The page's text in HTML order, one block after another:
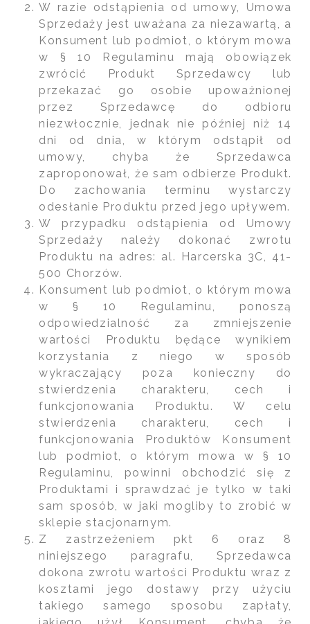
W razie odstąpienia od umowy, Umowa
Sprzedaży jest uważana za niezawartą, a
Konsument lub podmiot, o którym mowa
w § 10 Regulaminu mają obowiązek
zwrócić Produkt Sprzedawcy lub
przekazać go osobie upoważnionej
przez Sprzedawcę do odbioru
niezwłocznie, jednak nie później niż 14
dni od dnia, w którym odstąpił od
umowy, chyba że Sprzedawca
zaproponował, że sam odbierze Produkt.
Do zachowania terminu wystarczy
odesłanie Produktu przed jego upływem.
W przypadku odstąpienia od Umowy
Sprzedaży należy dokonać zwrotu
Produktu na adres: al. Harcerska 3C, 41-
500 Chorzów.
Konsument lub podmiot, o którym mowa
w § 10 Regulaminu, ponoszą
odpowiedzialność za zmniejszenie
wartości Produktu będące wynikiem
korzystania z niego w sposób
wykraczający poza konieczny do
stwierdzenia charakteru, cech i
funkcjonowania Produktu. W celu
stwierdzenia charakteru, cech i
funkcjonowania Produktów Konsument
lub podmiot, o którym mowa w § 10
Regulaminu, powinni obchodzić się z
Produktami i sprawdzać je tylko w taki
sam sposób, w jaki mogliby to zrobić w
sklepie stacjonarnym.
Z zastrzeżeniem pkt 6 oraz 8
niniejszego paragrafu, Sprzedawca
dokona zwrotu wartości Produktu wraz z
kosztami jego dostawy przy użyciu
takiego samego sposobu zapłaty,